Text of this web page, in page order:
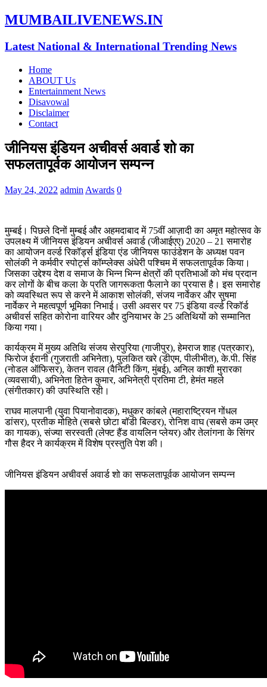
MUMBAILIVENEWS.IN
Latest National & International Trending News
Home
ABOUT Us
Entertainment News
Disavowal
Disclaimer
Contact
जीनियस इंडियन अचीवर्स अवार्ड शो का
सफलतापूर्वक आयोजन सम्पन्न
May 24, 2022 admin Awards 0
मुम्बई। पिछले दिनों मुम्बई और अहमदाबाद में 75वीं आज़ादी का अमृत महोत्सव के
उपलक्ष्य में जीनियस इंडियन अचीवर्स अवार्ड (जीआईएए) 2020 – 21 समारोह
का आयोजन वर्ल्ड रिकॉर्ड्स इंडिया एंड जीनियस फाउंडेशन के अध्यक्ष पवन
सोलंकी ने कर्मवीर स्पोर्ट्स कॉम्प्लेक्स अंधेरी पश्चिम में सफलतापूर्वक किया।
जिसका उद्देश्य देश व समाज के भिन्न भिन्न क्षेत्रों की प्रतिभाओं को मंच प्रदान
कर लोगों के बीच कला के प्रति जागरूकता फैलाने का प्रयास है। इस समारोह
को व्यवस्थित रूप से करने में आकाश सोलंकी, संजय नार्वेकर और सुषमा
नार्वेकर ने महत्वपूर्ण भूमिका निभाई। उसी अवसर पर 75 इंडिया वर्ल्ड रिकॉर्ड
अचीवर्स सहित कोरोना वारियर और दुनियाभर के 25 अतिथियों को सम्मानित
किया गया।
कार्यक्रम में मुख्य अतिथि संजय सेरपुरिया (गाजीपुर), हेमराज शाह (पत्रकार),
फिरोज ईरानी (गुजराती अभिनेता), पुलकित खरे (डीएम, पीलीभीत), के.पी. सिंह
(नोडल ऑफिसर), केतन रावल (वैनिटी किंग, मुंबई), अनिल काशी मुरारका
(व्यवसायी), अभिनेता हितेन कुमार, अभिनेत्री प्रतिमा टी, हेमंत महले
(संगीतकार) की उपस्थिति रही।
राघव मालपानी (युवा पियानोवादक), मधुकर कांबले (महाराष्ट्रियन गोंधल
डांसर), प्रतीक मोहिते (सबसे छोटा बॉडी बिल्डर), रोनिश वाघ (सबसे कम उम्र
का गायक), संज्या सरस्वती (लेफ्ट हैंड वायलिन प्लेयर) और तेलांगना के सिंगर
गौस हैदर ने कार्यक्रम में विशेष प्रस्तुति पेश की।
जीनियस इंडियन अचीवर्स अवार्ड शो का सफलतापूर्वक आयोजन सम्पन्न